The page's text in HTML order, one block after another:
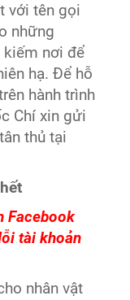
với tên gọi
những
kiếm nơi để
hạ. Để hỗ
hành trình
Chí xin gửi
thủ tại
Facebook
tài khoản
nhân vật